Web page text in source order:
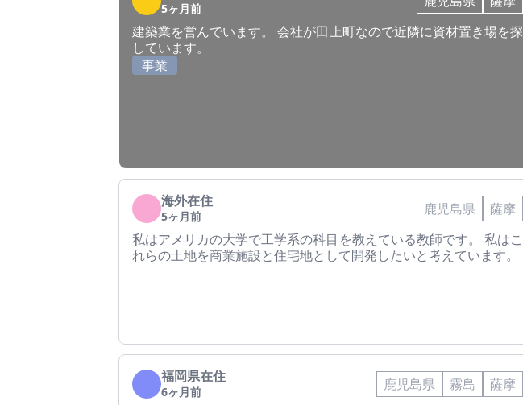
5ヶ月前
建築業を営んでいます。 会社が田上町なので近隣に資材置き場を探
しています。
事業
海外在住
5ヶ月前 鹿児島県
薩摩
私はアメリカの大学で工学系の科目を教えている教師です。 私はこ
れらの土地を商業施設と住宅地として開発したいと考えています。
福岡県在住
6ヶ月前 鹿児島県 霧島
薩摩